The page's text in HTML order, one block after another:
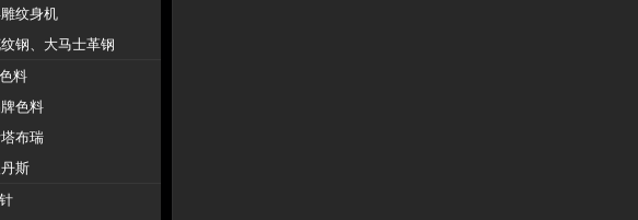
纹身机
钢、大马士革钢
料
色料
布瑞
斯